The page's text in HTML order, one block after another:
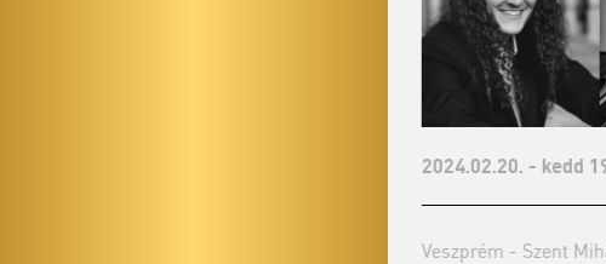
2024.02.20. - kedd
Veszprém - Szent